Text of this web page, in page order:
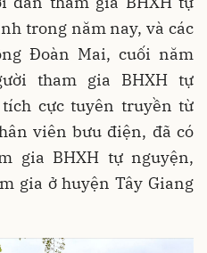
trong năm nay, và các
Đoàn Mai, cuối năm
tham gia BHXH tự
cực tuyên truyền từ
viên bưu điện, đã có
gia BHXH tự nguyện,
gia ở huyện Tây Giang